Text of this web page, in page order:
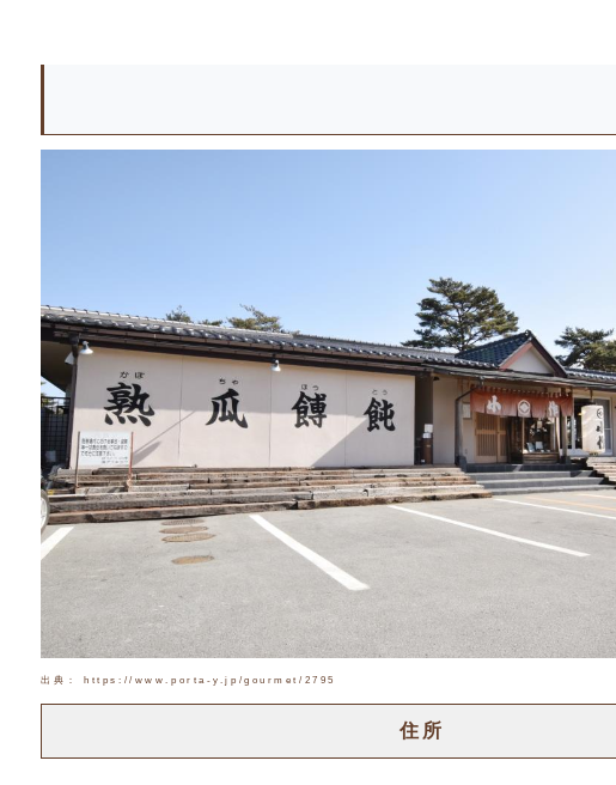
出典： https://www.porta-y.jp/gourmet/2795
住所